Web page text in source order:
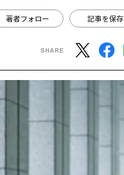
著者フォロー 記事を保存